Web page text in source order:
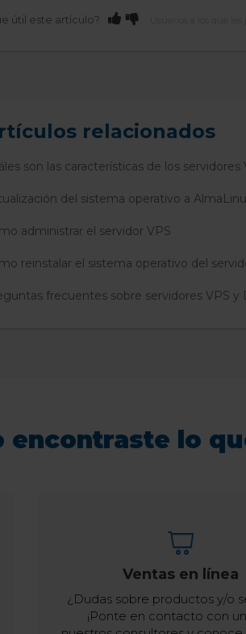
útil este artículo?
relacionados
son las características de los servidores
del sistema operativo a
administrar el servidor VPS
reinstalar el sistema operativo del
frecuentes sobre servidores VPS y
encontraste lo
Ventas en línea
¿Dudas sobre productos y/o
¡Ponte en contacto con